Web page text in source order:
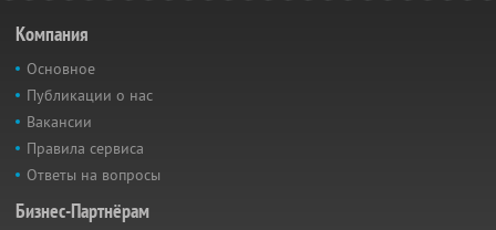
Компания
Основное
Публикации о нас
Вакансии
Правила сервиса
Ответы на вопросы
Бизнес-Партнёрам